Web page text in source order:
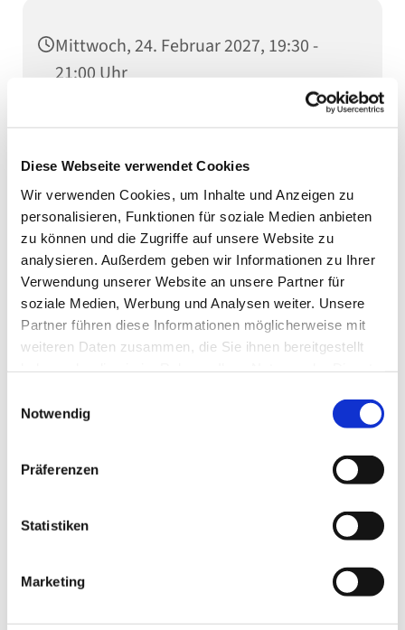
Diese Webseite verwendet Cookies
Wir verwenden Cookies, um Inhalte und Anzeigen zu
personalisieren, Funktionen für soziale Medien anbieten
zu können und die Zugriffe auf unsere Website zu
analysieren. Außerdem geben wir Informationen zu Ihrer
Verwendung unserer Website an unsere Partner für
soziale Medien, Werbung und Analysen weiter. Unsere
Partner führen diese Informationen möglicherweise mit
weiteren Daten zusammen, die Sie ihnen bereitgestellt
Notwendig
Präferenzen
Statistiken
Marketing
Mittwoch, 24. Februar 2027, 19:30 -
21:00 Uhr
Gemeindessal (1/2), Kaiserstraße 5,